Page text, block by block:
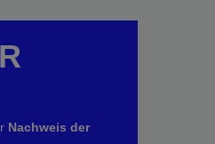
Nachweis der